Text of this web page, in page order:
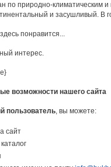
по природно-климатическим
и засушливый. В
понравится...
интерес.
возможности нашего сайта
пользователь, вы можете:
сайт